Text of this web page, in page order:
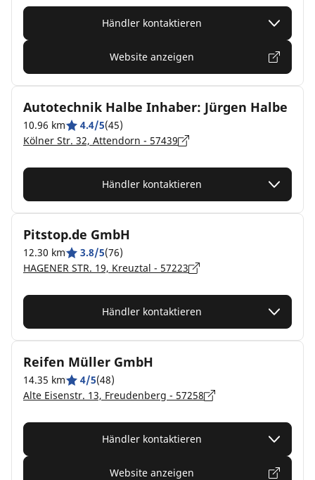
Händler kontaktieren
Website anzeigen
Autotechnik Halbe Inhaber: Jürgen Halbe
10.96 km 4.4/5(45)
Kölner Str. 32, Attendorn - 57439
Händler kontaktieren
Pitstop.de GmbH
12.30 km 3.8/5(76)
HAGENER STR. 19, Kreuztal - 57223
Händler kontaktieren
Reifen Müller GmbH
14.35 km 4/5(48)
Alte Eisenstr. 13, Freudenberg - 57258
Händler kontaktieren
Website anzeigen